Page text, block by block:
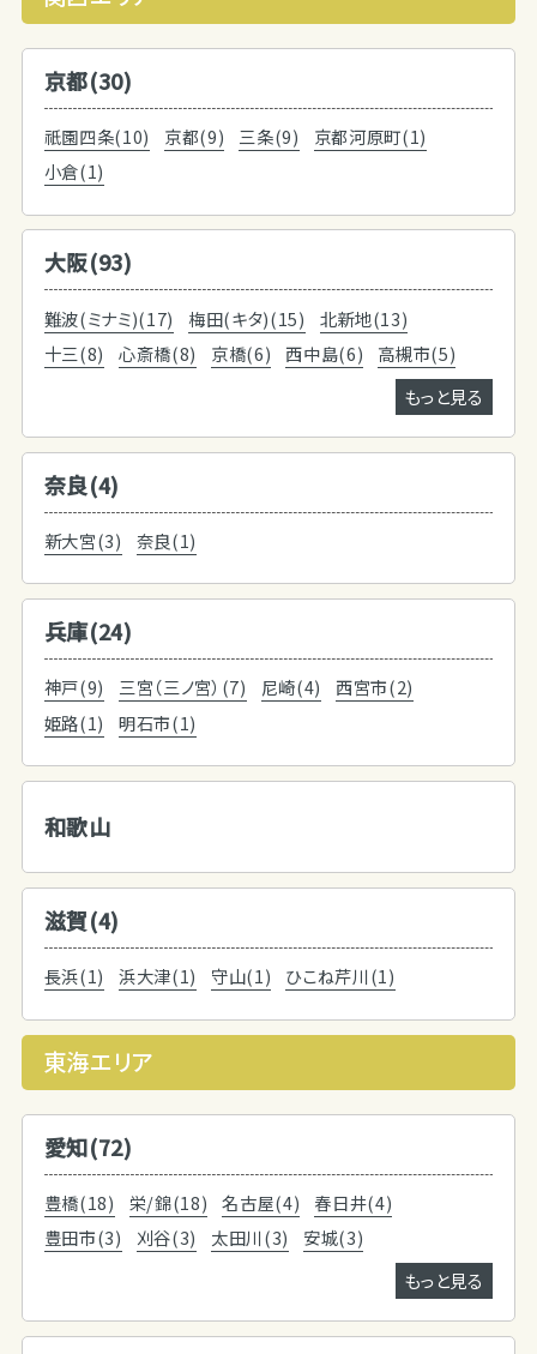
京都(30)
祇園四条(10) 京都(9) 三条(9)
京都河原町(1)
小倉(1)
大阪(93)
難波(ミナミ)(17) 梅田(キタ)(15)
北新地(13)
十三(8)
心斎橋(8) 京橋(6) 西中島(6)
高槻市(5)
もっと見る
奈良(4)
新大宮(3) 奈良(1)
兵庫(24)
神戸(9) 三宮（三ノ宮）(7) 尼崎(4)
西宮市(2)
姫路(1)
明石市(1)
和歌山
滋賀(4)
長浜(1) 浜大津(1) 守山(1) ひこね芹川(1)
東海エリア
愛知(72)
豊橋(18) 栄/錦(18) 名古屋(4)
春日井(4)
豊田市(3)
刈谷(3) 太田川(3)
安城(3)
もっと見る